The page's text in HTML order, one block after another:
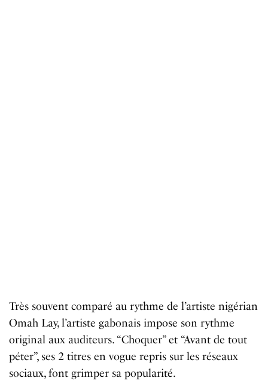
Très souvent comparé au rythme de l’artiste nigérian
Omah Lay, l’artiste gabonais impose son rythme
original aux auditeurs. “Choquer” et “Avant de tout
péter”, ses 2 titres en vogue repris sur les réseaux
sociaux, font grimper sa popularité.